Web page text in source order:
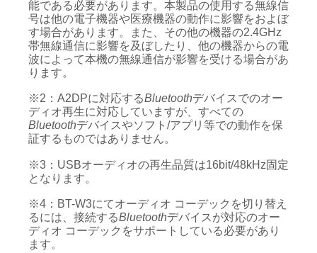
能である必要があります。本製品の使用する無線信
号は他の電子機器や医療機器の動作に影響をおよぼ
す場合があります。また、その他の機器の2.4GHz
帯無線通信に影響を及ぼしたり、他の機器からの電
波によって本機の無線通信が影響を受ける場合があ
ります。
※2：A2DPに対応するBluetoothデバイスでのオー
ディオ再生に対応していますが、すべての
Bluetoothデバイスやソフト/アプリ等での動作を保
証するものではありません。
※3：USBオーディオの再生品質は16bit/48kHz固定
となります。
※4：BT-W3にてオーディオ コーデックを切り替え
るには、接続するBluetoothデバイスが対応のオー
ディオ コーデックをサポートしている必要があり
ます。